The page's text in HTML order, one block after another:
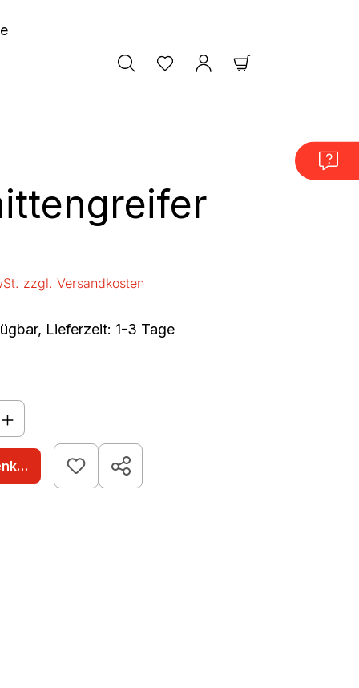
zzgl. Versandkosten
Lieferzeit: 1-3 Tage
Gib den gewünschten Wert